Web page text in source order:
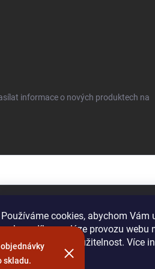
Používáme cookies, abychom
webu a díky analýze provozu webu
funkce, výkon a použitelnost. Více
skladu.
informace o nových produktech na